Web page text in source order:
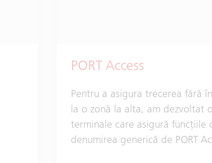
PORT Access
Pentru a asigura trecerea fără
la o zonă la alta, am dezvoltat
terminale care asigură funcțiile
denumirea generică de PORT